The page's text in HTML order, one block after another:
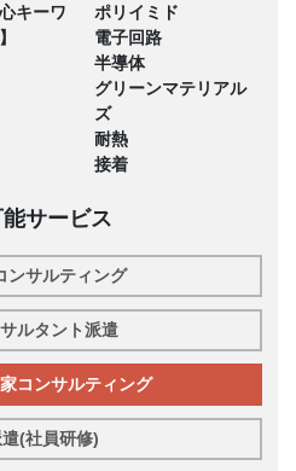
心キーワ
ポリイミド
電子回路
半導体
グリーンマテリアル
ズ
耐熱
接着
サービス
ンサルティング
ルタント派遣
コンサルティング
(社員研修)